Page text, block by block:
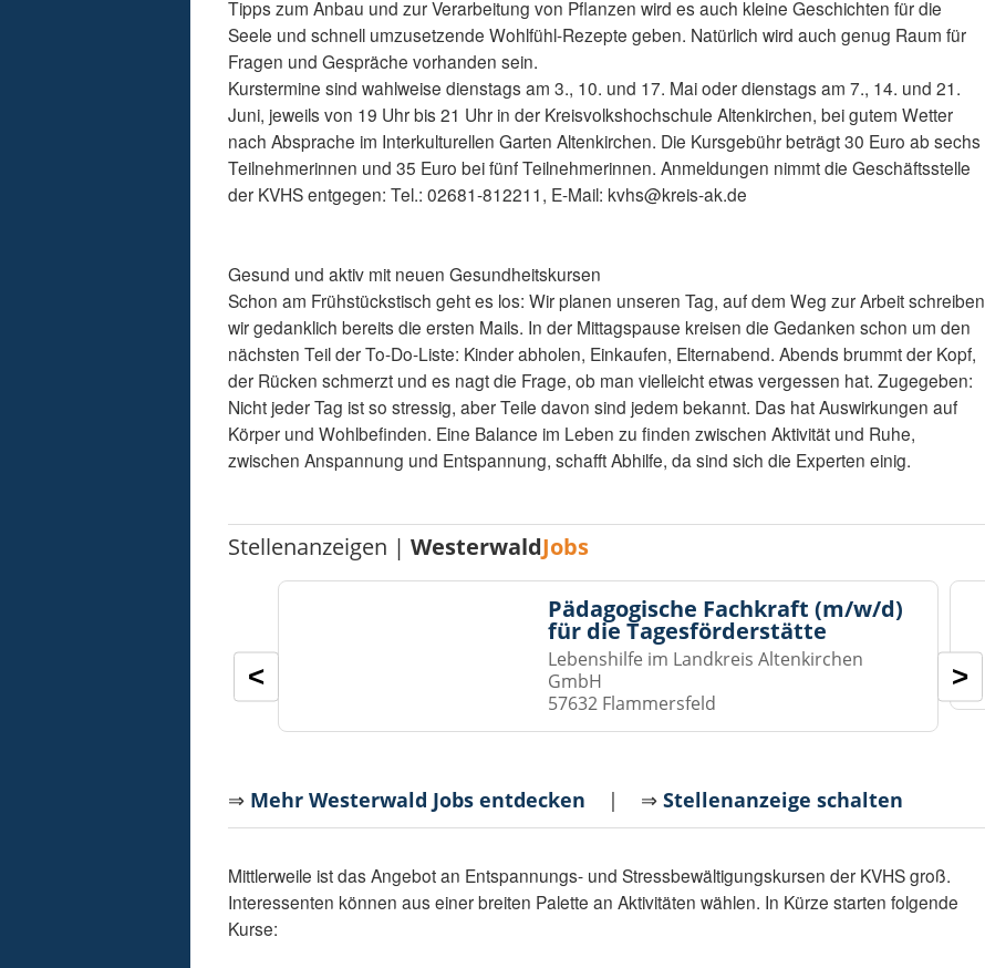
Tipps zum Anbau und zur Verarbeitung von Pflanzen wird es auch kleine Geschichten für die
Seele und schnell umzusetzende Wohlfühl-Rezepte geben. Natürlich wird auch genug Raum für
Fragen und Gespräche vorhanden sein.
Kurstermine sind wahlweise dienstags am 3., 10. und 17. Mai oder dienstags am 7., 14. und 21.
Juni, jeweils von 19 Uhr bis 21 Uhr in der Kreisvolkshochschule Altenkirchen, bei gutem Wetter
nach Absprache im Interkulturellen Garten Altenkirchen. Die Kursgebühr beträgt 30 Euro ab sechs
Teilnehmerinnen und 35 Euro bei fünf Teilnehmerinnen. Anmeldungen nimmt die Geschäftsstelle
der KVHS entgegen: Tel.: 02681-812211, E-Mail: kvhs@kreis-ak.de
Gesund und aktiv mit neuen Gesundheitskursen
Schon am Frühstückstisch geht es los: Wir planen unseren Tag, auf dem Weg zur Arbeit schreiben
wir gedanklich bereits die ersten Mails. In der Mittagspause kreisen die Gedanken schon um den
nächsten Teil der To-Do-Liste: Kinder abholen, Einkaufen, Elternabend. Abends brummt der Kopf,
der Rücken schmerzt und es nagt die Frage, ob man vielleicht etwas vergessen hat. Zugegeben:
Nicht jeder Tag ist so stressig, aber Teile davon sind jedem bekannt. Das hat Auswirkungen auf
Körper und Wohlbefinden. Eine Balance im Leben zu finden zwischen Aktivität und Ruhe,
zwischen Anspannung und Entspannung, schafft Abhilfe, da sind sich die Experten einig.
Stellenanzeigen |WesterwaldJobs
Pädagogische Fachkraft (m/w/d)
für die Tagesförderstätte
Lebenshilfe im Landkreis Altenkirchen
GmbH
57632 Flammersfeld
< >
⇒ Mehr Westerwald Jobs entdecken | ⇒Stellenanzeige schalten
Mittlerweile ist das Angebot an Entspannungs- und Stressbewältigungskursen der KVHS groß.
Interessenten können aus einer breiten Palette an Aktivitäten wählen. In Kürze starten folgende
Kurse: